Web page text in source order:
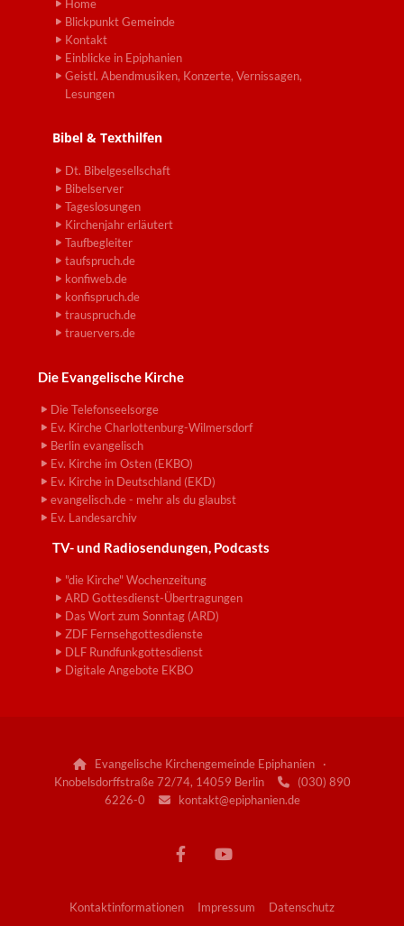
Home
Blickpunkt Gemeinde
Kontakt
Einblicke in Epiphanien
Geistl. Abendmusiken, Konzerte, Vernissagen,
Lesungen
Bibel & Texthilfen
Dt. Bibelgesellschaft
Bibelserver
Tageslosungen
Kirchenjahr erläutert
Taufbegleiter
taufspruch.de
konfiweb.de
konfispruch.de
trauspruch.de
trauervers.de
Die Evangelische Kirche
Die Telefonseelsorge
Ev. Kirche Charlottenburg-Wilmersdorf
Berlin evangelisch
Ev. Kirche im Osten (EKBO)
Ev. Kirche in Deutschland (EKD)
evangelisch.de - mehr als du glaubst
Ev. Landesarchiv
TV- und Radiosendungen, Podcasts
"die Kirche" Wochenzeitung
ARD Gottesdienst-Übertragungen
Das Wort zum Sonntag (ARD)
ZDF Fernsehgottesdienste
DLF Rundfunkgottesdienst
Digitale Angebote EKBO
Evangelische Kirchengemeinde Epiphanien ·
Knobelsdorffstraße 72/74, 14059 Berlin
(030) 890
6226-0
kontakt@epiphanien.de
Kontaktinformationen Impressum Datenschutz